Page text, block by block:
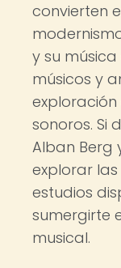
convierten
y su
músicos y
exploración
sonoros. Si
Alban Berg
explorar
estudios
sumergirte
musical.